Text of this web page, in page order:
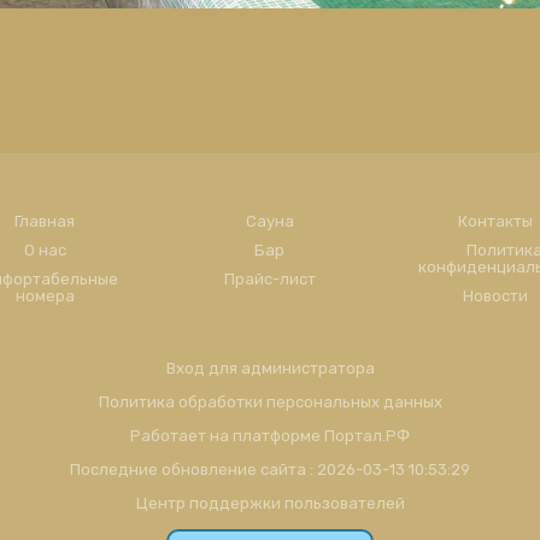
Главная
О нас
номера
Сауна
Бар
Прайс-лист
Контакты
Политика
Новости
Вход для администратора
Политика обработки персональных данных
Работает на платформе Портал.РФ
Последние обновление сайта : 2026-03-13 10:53:29
Центр поддержки пользователей